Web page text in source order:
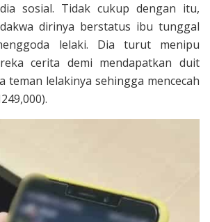
sosial. Tidak cukup dengan itu,
dirinya berstatus ibu tunggal
lelaki. Dia turut menipu
cerita demi mendapatkan duit
teman lelakinya sehingga mencecah